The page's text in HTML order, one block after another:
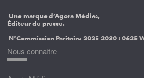
Une marque d’Agora Médias,
Éditeur de presse.
N°Commission Paritaire 2025-2030 :0625
Nous connaître